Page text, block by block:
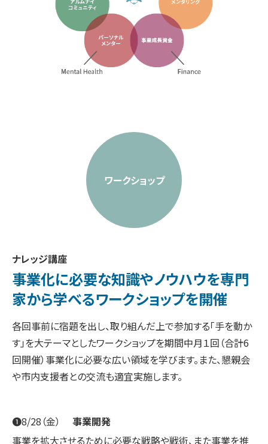
ワークショップ
ナレッジ講座
事業化に必要な知識やノウハウを専門
家から学べるワークショップを開催
各回事前に宿題を出し、取り組んだ上で参加する「手を動か
す」を大テーマとしたワークショップを期間中月１回（合計6
回開催） 事業化に必要な広い領域を学びます。また、懇親会
や市内支援者との交流も適宜実施します。
❶8/28（金）
事業開発
事業を拡大させるために必要な戦略や戦術、また事業を推